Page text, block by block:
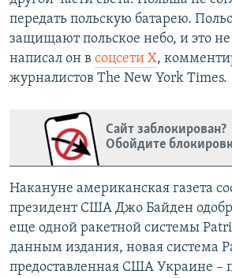
ELIFBE
УКРАИНСКАЯ ПРОБЛЕМА КРЫМА
Все сайты RFE/RL
передать польскую батарею.
защищают польское небо, и это
написал он в соцсети Х,
журналистов The New York Times.
Сайт заблокирован?
Обойдите
Накануне американская газета
президент США Джо Байден
еще одной ракетной системы
данным издания, новая система
предоставленная США Украине –